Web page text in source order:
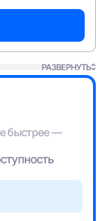
РАЗВЕРНУТЬ
быстрее —